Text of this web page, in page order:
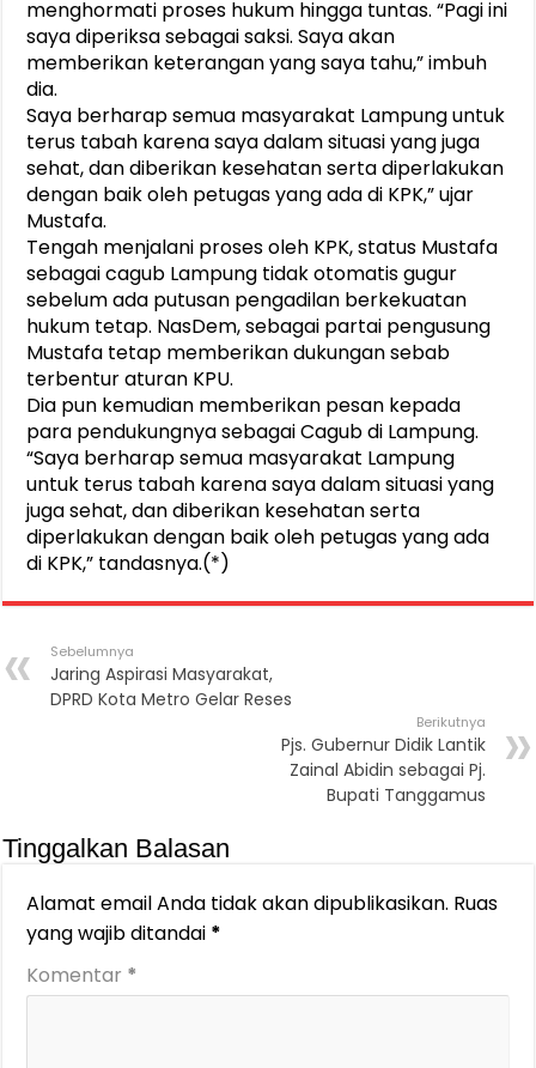
menghormati proses hukum hingga tuntas. “Pagi ini
saya diperiksa sebagai saksi. Saya akan
memberikan keterangan yang saya tahu,” imbuh
dia.
Saya berharap semua masyarakat Lampung untuk
terus tabah karena saya dalam situasi yang juga
sehat, dan diberikan kesehatan serta diperlakukan
dengan baik oleh petugas yang ada di KPK,” ujar
Mustafa.
Tengah menjalani proses oleh KPK, status Mustafa
sebagai cagub Lampung tidak otomatis gugur
sebelum ada putusan pengadilan berkekuatan
hukum tetap. NasDem, sebagai partai pengusung
Mustafa tetap memberikan dukungan sebab
terbentur aturan KPU.
Dia pun kemudian memberikan pesan kepada
para pendukungnya sebagai Cagub di Lampung.
“Saya berharap semua masyarakat Lampung
untuk terus tabah karena saya dalam situasi yang
juga sehat, dan diberikan kesehatan serta
diperlakukan dengan baik oleh petugas yang ada
di KPK,” tandasnya.(*)
Sebelumnya
Jaring Aspirasi Masyarakat,
DPRD Kota Metro Gelar Reses
Berikutnya
Pjs. Gubernur Didik Lantik
Zainal Abidin sebagai Pj.
Bupati Tanggamus
Tinggalkan Balasan
Alamat email Anda tidak akan dipublikasikan. Ruas
yang wajib ditandai *
Komentar *